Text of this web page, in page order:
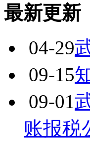
最新更新
04-29
09-15
09-01
账报税